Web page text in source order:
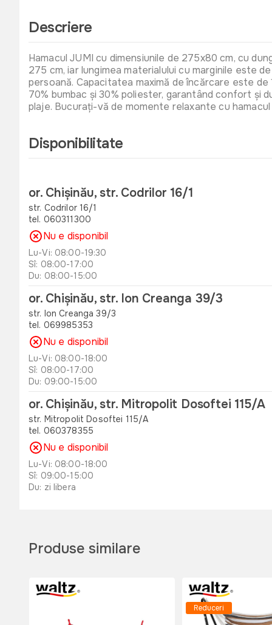
Descriere
Hamacul JUMI cu dimensiunile de 275x80 cm, cu
275 cm, iar lungimea materialului cu marginile este
persoană. Capacitatea maximă de încărcare este
70% bumbac și 30% poliester, garantând confort și
plaje. Bucurați-vă de momente relaxante cu
Disponibilitate
or. Chișinău, str. Codrilor 16/1
str. Codrilor 16/1
tel. 060311300
Nu e disponibil
Lu-Vi: 08:00-19:30
Sî: 08:00-17:00
Du: 08:00-15:00
or. Chișinău, str. Ion Creanga 39/3
str. Ion Creanga 39/3
tel. 069985353
Nu e disponibil
Lu-Vi: 08:00-18:00
Sî: 08:00-17:00
Du: 09:00-15:00
or. Chișinău, str. Mitropolit Dosoftei 115/A
str. Mitropolit Dosoftei 115/A
tel. 060378355
Nu e disponibil
Lu-Vi: 08:00-18:00
Sî: 09:00-15:00
Du: zi libera
Nu e disponibil
Sî: 08:00-17:00
Du: 08:00-15:00
or. Edinet, str. Octavian Cirimpei 65
Produse similare
Reduceri